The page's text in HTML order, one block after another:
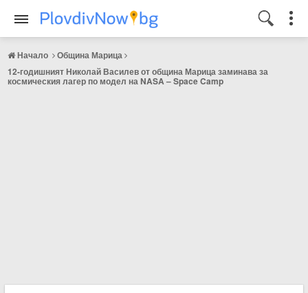
Начало
Община Марица
12-годишният Николай Василев от община Марица заминава за
космическия лагер по модел на NASA – Space Camp